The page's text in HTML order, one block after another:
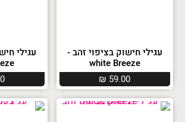
עגילי חישוק בציפוי זהב -
white Breeze
₪ 59.00
עגילי